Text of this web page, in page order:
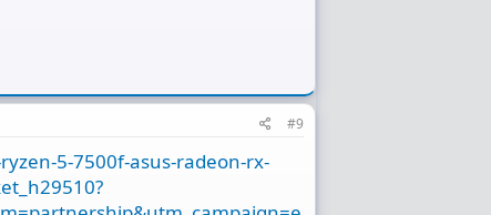
#9
5-7500f-asus-radeon-rx-